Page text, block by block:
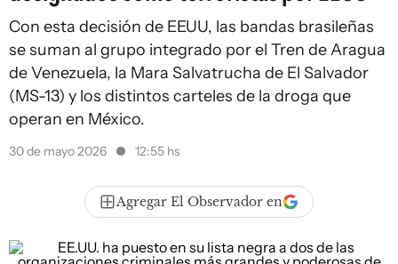
Con esta decisión de EEUU, las bandas brasileñas
se suman al grupo integrado por el Tren de Aragua
de Venezuela, la Mara Salvatrucha de El Salvador
(MS-13) y los distintos carteles de la droga que
operan en México.
30 de mayo 2026 12:55 hs
Agregar El Observador en